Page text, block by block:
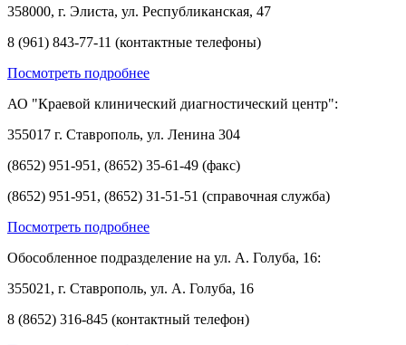
358000, г. Элиста, ул. Республиканская, 47
8 (961) 843-77-11 (контактные телефоны)
Посмотреть подробнее
АО "Краевой клинический диагностический центр":
355017 г. Ставрополь, ул. Ленина 304
(8652) 951-951, (8652) 35-61-49 (факс)
(8652) 951-951, (8652) 31-51-51 (справочная служба)
Посмотреть подробнее
Обособленное подразделение на ул. А. Голуба, 16:
355021, г. Ставрополь, ул. А. Голуба, 16
8 (8652) 316-845 (контактный телефон)